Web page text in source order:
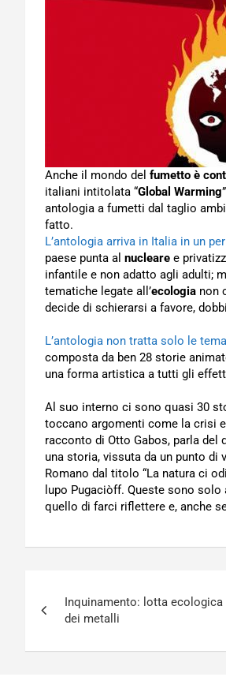
Anche il mondo del fumetto è
italiani intitolata “Global Warming
antologia a fumetti dal taglio
fatto.
L’antologia arriva in Italia in un
paese punta al nucleare e
infantile e non adatto agli adulti;
tematiche legate all’ecologia non
decide di schierarsi a favore,
L’antologia non tratta solo le
composta da ben 28 storie
una forma artistica a tutti gli
Al suo interno ci sono quasi 30
toccano argomenti come la crisi
racconto di Otto Gabos, parla del
una storia, vissuta da un punto di
Romano dal titolo “La natura ci
lupo Pugaciòff. Queste sono
quello di farci riflettere e, anche
articoli
Inquinamento: lotta ecologica
dei metalli